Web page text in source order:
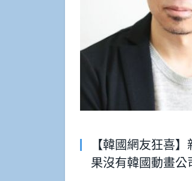
【韓國網友狂喜
果沒有韓國動畫公